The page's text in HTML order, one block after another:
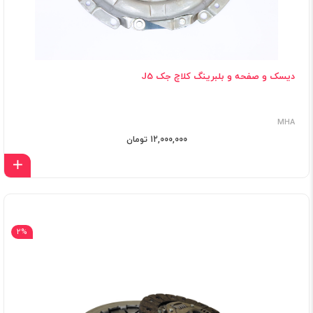
دیسک و صفحه و بلبرینگ کلاچ جک J5
MHA
12,000,000 تومان
2%